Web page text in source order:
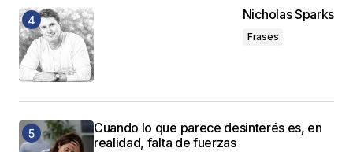
Nicholas Sparks
Frases
Cuando lo que parece desinterés es, en
realidad, falta de fuerzas